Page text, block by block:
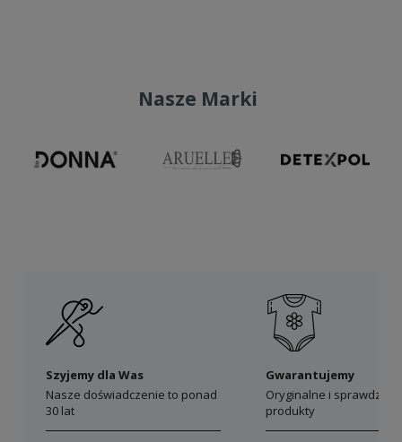
Nasze Marki
Szyjemy dla Was
Nasze doświadczenie to ponad
30 lat
Gwarantujemy
Oryginalne i sprawdzone
produkty